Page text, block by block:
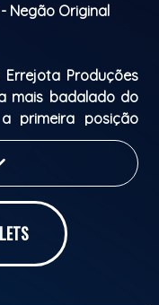
Original
Produções
mais badalado do
primeira posição
de vários hits do
seu bilhete e
Lisboa